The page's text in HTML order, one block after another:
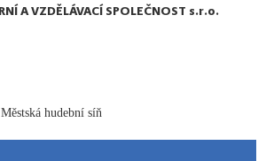
Městská hudební síň